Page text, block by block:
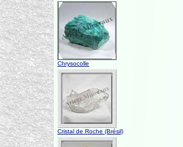
Chrysocolle
Cristal de Roche (Brésil)